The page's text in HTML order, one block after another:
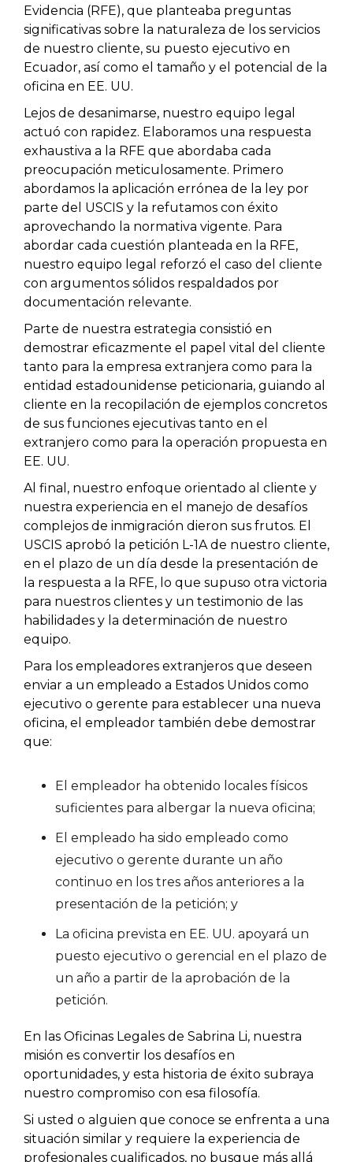
Evidencia (RFE), que planteaba preguntas
significativas sobre la naturaleza de los servicios
de nuestro cliente, su puesto ejecutivo en
Ecuador, así como el tamaño y el potencial de la
oficina en EE. UU.
Lejos de desanimarse, nuestro equipo legal
actuó con rapidez. Elaboramos una respuesta
exhaustiva a la RFE que abordaba cada
preocupación meticulosamente. Primero
abordamos la aplicación errónea de la ley por
parte del USCIS y la refutamos con éxito
aprovechando la normativa vigente. Para
abordar cada cuestión planteada en la RFE,
nuestro equipo legal reforzó el caso del cliente
con argumentos sólidos respaldados por
documentación relevante.
Parte de nuestra estrategia consistió en
demostrar eficazmente el papel vital del cliente
tanto para la empresa extranjera como para la
entidad estadounidense peticionaria, guiando al
cliente en la recopilación de ejemplos concretos
de sus funciones ejecutivas tanto en el
extranjero como para la operación propuesta en
EE. UU.
Al final, nuestro enfoque orientado al cliente y
nuestra experiencia en el manejo de desafíos
complejos de inmigración dieron sus frutos. El
USCIS aprobó la petición L-1A de nuestro cliente,
en el plazo de un día desde la presentación de
la respuesta a la RFE, lo que supuso otra victoria
para nuestros clientes y un testimonio de las
habilidades y la determinación de nuestro
equipo.
Para los empleadores extranjeros que deseen
enviar a un empleado a Estados Unidos como
ejecutivo o gerente para establecer una nueva
oficina, el empleador también debe demostrar
que:
El empleador ha obtenido locales físicos
suficientes para albergar la nueva oficina;
El empleado ha sido empleado como
ejecutivo o gerente durante un año
continuo en los tres años anteriores a la
presentación de la petición; y
La oficina prevista en EE. UU. apoyará un
puesto ejecutivo o gerencial en el plazo de
un año a partir de la aprobación de la
petición.
En las Oficinas Legales de Sabrina Li, nuestra
misión es convertir los desafíos en
oportunidades, y esta historia de éxito subraya
nuestro compromiso con esa filosofía.
Si usted o alguien que conoce se enfrenta a una
situación similar y requiere la experiencia de
profesionales cualificados, no busque más allá